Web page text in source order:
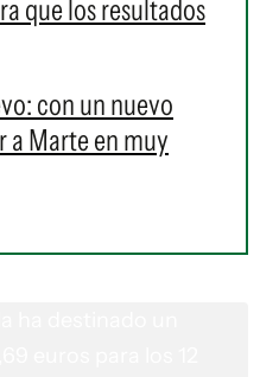
que los resultados
con un nuevo
a Marte en muy